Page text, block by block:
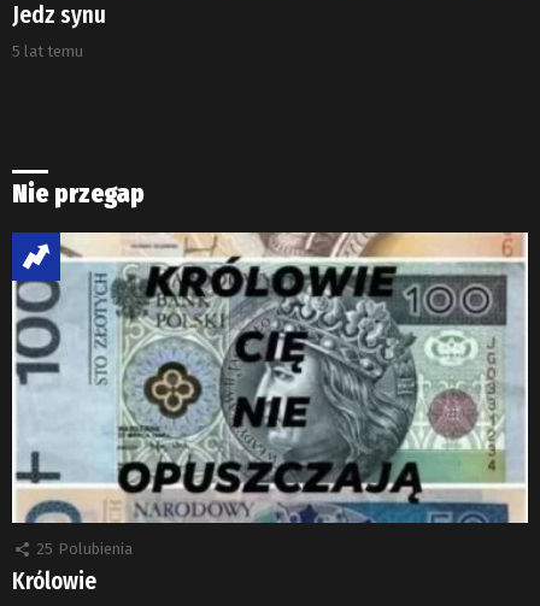
Jedz synu
5 lat temu
Nie przegap
25 Polubienia
Królowie